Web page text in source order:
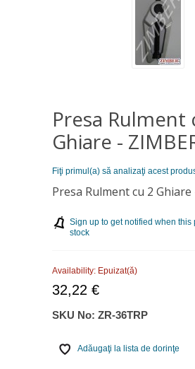
Presa Rulment
Ghiare -
Fiţi primul(a) să analizaţi acest
Presa Rulment cu 2 Ghiare
Sign up to get notified when this
stock
Availability: Epuizat(ă)
32,22 €
SKU No: ZR-36TRP
Adăugaţi la lista de dorinţe